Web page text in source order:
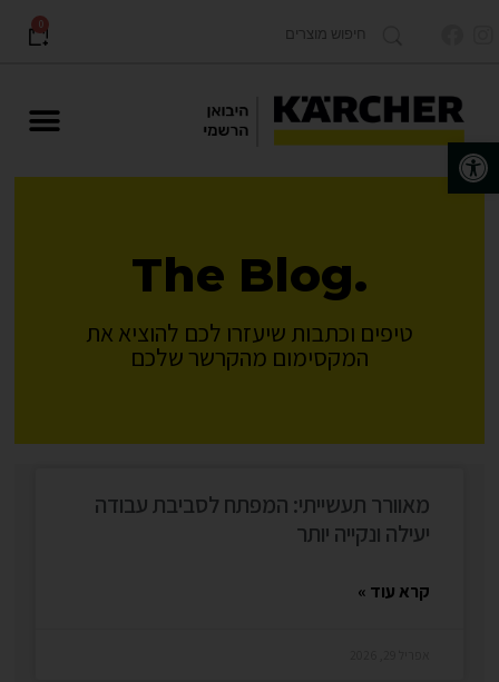
פתח סרגל נגישות
0
.The Blog
טיפים וכתבות שיעזרו לכם להוציא את
המקסימום מהקרשר שלכם
מאוורר תעשייתי: המפתח לסביבת עבודה
יעילה ונקייה יותר
קרא עוד »